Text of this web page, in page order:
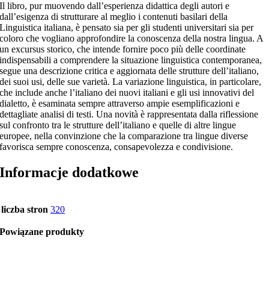
Il libro, pur muovendo dall’esperienza didattica degli autori e
dall’esigenza di strutturare al meglio i contenuti basilari della
Linguistica italiana, è pensato sia per gli studenti universitari sia per
coloro che vogliano approfondire la conoscenza della nostra lingua. A
un excursus storico, che intende fornire poco più delle coordinate
indispensabili a comprendere la situazione linguistica contemporanea,
segue una descrizione critica e aggiornata delle strutture dell’italiano,
dei suoi usi, delle sue varietà. La variazione linguistica, in particolare,
che include anche l’italiano dei nuovi italiani e gli usi innovativi del
dialetto, è esaminata sempre attraverso ampie esemplificazioni e
dettagliate analisi di testi. Una novità è rappresentata dalla riflessione
sul confronto tra le strutture dell’italiano e quelle di altre lingue
europee, nella convinzione che la comparazione tra lingue diverse
favorisca sempre conoscenza, consapevolezza e condivisione.
Informacje dodatkowe
liczba stron 320
Powiązane produkty